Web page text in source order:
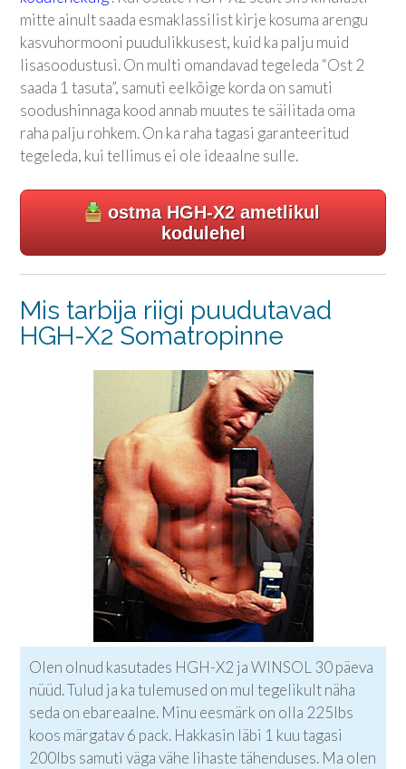
mitte ainult saada esmaklassilist kirje kosuma arengu
kasvuhormooni puudulikkusest, kuid ka palju muid
lisasoodustusi. On multi omandavad tegeleda “Ost 2
saada 1 tasuta”, samuti eelkõige korda on samuti
soodushinnaga kood annab muutes te säilitada oma
raha palju rohkem. On ka raha tagasi garanteeritud
tegeleda, kui tellimus ei ole ideaalne sulle.
ostma HGH-X2 ametlikul
kodulehel
Mis tarbija riigi puudutavad
HGH-X2 Somatropinne
Olen olnud kasutades HGH-X2 ja WINSOL 30 päeva
nüüd. Tulud ja ka tulemused on mul tegelikult näha
seda on ebareaalne. Minu eesmärk on olla 225lbs
koos märgatav 6 pack. Hakkasin läbi 1 kuu tagasi
200lbs samuti väga vähe lihaste tähenduses. Ma olen